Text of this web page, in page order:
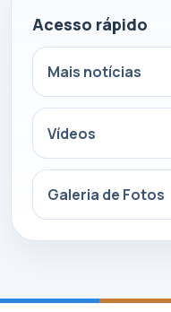
Acesso rápido
Mais notícias
Vídeos
Galeria de Fotos